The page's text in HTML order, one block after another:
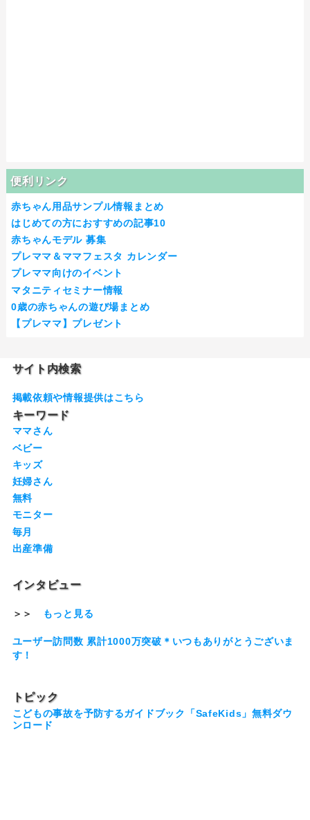
便利リンク
赤ちゃん用品サンプル情報まとめ
はじめての方におすすめの記事10
赤ちゃんモデル 募集
プレママ＆ママフェスタ カレンダー
プレママ向けのイベント
マタニティセミナー情報
0歳の赤ちゃんの遊び場まとめ
【プレママ】プレゼント
サイト内検索
掲載依頼や情報提供はこちら
キーワード
ママさん
ベビー
キッズ
妊婦さん
無料
モニター
毎月
出産準備
インタビュー
＞＞ もっと見る
ユーザー訪問数 累計1000万突破＊いつもありがとうございま
す！
トピック
こどもの事故を予防するガイドブック「SafeKids」無料ダウ
ンロード